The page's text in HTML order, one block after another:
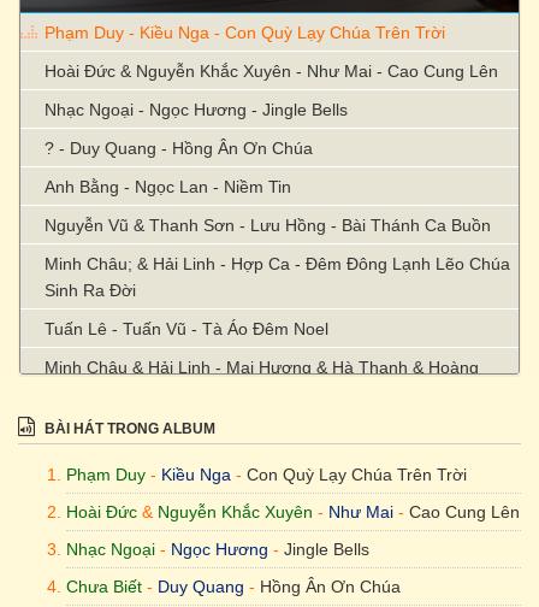
Phạm Duy - Kiều Nga - Con Quỳ Lạy Chúa Trên Trời
Hoài Đức & Nguyễn Khắc Xuyên - Như Mai - Cao Cung Lên
Nhạc Ngoại - Ngọc Hương - Jingle Bells
? - Duy Quang - Hồng Ân Ơn Chúa
Anh Bằng - Ngọc Lan - Niềm Tin
Nguyễn Vũ & Thanh Sơn - Lưu Hồng - Bài Thánh Ca Buồn
Minh Châu; & Hải Linh - Hợp Ca - Đêm Đông Lạnh Lẽo Chúa
Sinh Ra Đời
Tuấn Lê - Tuấn Vũ - Tà Áo Đêm Noel
Minh Châu & Hải Linh - Mai Hương & Hà Thanh & Hoàng
BÀI HÁT TRONG ALBUM
Phạm Duy - Kiều Nga - Con Quỳ Lạy Chúa Trên Trời
Hoài Đức & Nguyễn Khắc Xuyên - Như Mai - Cao Cung Lên
Nhạc Ngoại - Ngọc Hương - Jingle Bells
Chưa Biết - Duy Quang - Hồng Ân Ơn Chúa